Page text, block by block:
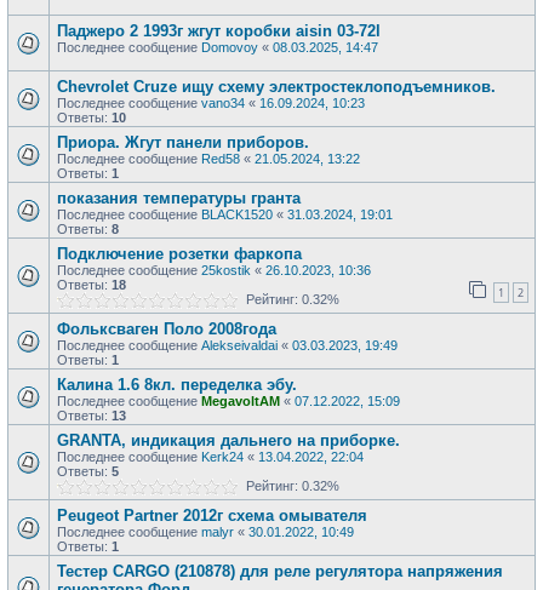
Паджеро 2 1993г жгут коробки aisin 03-72l
Последнее сообщение Domovoy « 08.03.2025, 14:47
Chevrolet Cruze ищу схему электростеклоподъемников.
Последнее сообщение vano34 « 16.09.2024, 10:23
Ответы: 10
Приора. Жгут панели приборов.
Последнее сообщение Red58 « 21.05.2024, 13:22
Ответы: 1
показания температуры гранта
Последнее сообщение BLACK1520 « 31.03.2024, 19:01
Ответы: 8
Подключение розетки фаркопа
Последнее сообщение 25kostik « 26.10.2023, 10:36
Ответы: 18 1 2
Рейтинг: 0.32%
Фольксваген Поло 2008года
Последнее сообщение Alekseivaldai « 03.03.2023, 19:49
Ответы: 1
Калина 1.6 8кл. переделка эбу.
Последнее сообщение MegavoltAM « 07.12.2022, 15:09
Ответы: 13
GRANTA, индикация дальнего на приборке.
Последнее сообщение Kerk24 « 13.04.2022, 22:04
Ответы: 5
Рейтинг: 0.32%
Peugeot Partner 2012г схема омывателя
Последнее сообщение malyr « 30.01.2022, 10:49
Ответы: 1
Тестер CARGO (210878) для реле регулятора напряжения